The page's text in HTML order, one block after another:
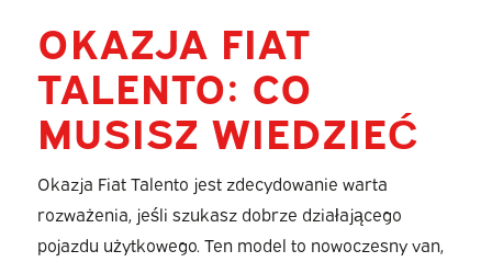
OKAZJA FIAT
TALENTO: CO
MUSISZ WIEDZIEĆ
Okazja Fiat Talento jest zdecydowanie warta
rozważenia, jeśli szukasz dobrze działającego
pojazdu użytkowego. Ten model to nowoczesny van,